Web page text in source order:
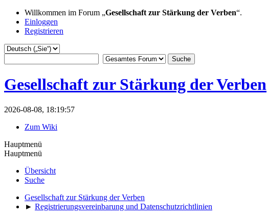
Willkommen im Forum „Gesellschaft zur Stärkung der Verben“.
Einloggen
Registrieren
Gesellschaft zur Stärkung der Verben
2026-08-08, 18:19:57
Zum Wiki
Hauptmenü
Hauptmenü
Übersicht
Suche
Gesellschaft zur Stärkung der Verben
► Registrierungsvereinbarung und Datenschutzrichtlinien